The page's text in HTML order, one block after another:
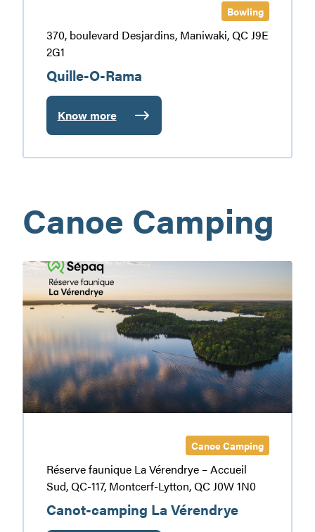
Bowling
370, boulevard Desjardins, Maniwaki, QC J9E
2G1
Quille-O-Rama
Know more
:
Quille-
O-
Canoe Camping
Canot-
camping
La
Vérendrye
Canoe Camping
Réserve faunique La Vérendrye – Accueil
Sud, QC-117, Montcerf-Lytton, QC J0W 1N0
Canot-camping La Vérendrye